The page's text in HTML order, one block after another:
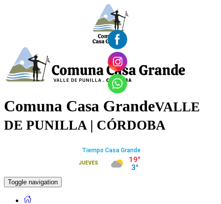
Comuna Casa GrandeVALLE
DE PUNILLA | CÓRDOBA
Toggle navigation